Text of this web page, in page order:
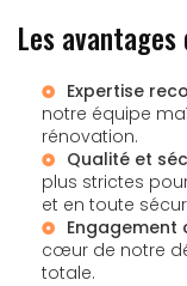
Les
Expertise
notre équipe
rénovation.
Qualité et
plus strictes
et en toute
Engagement
cœur de notre
totale.